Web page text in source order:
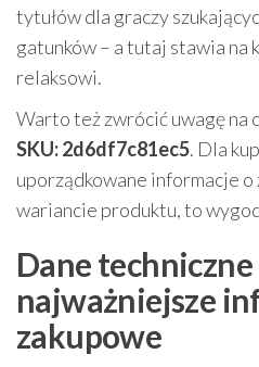
tytułów dla graczy
gatunków – a tutaj stawia na
relaksowi.
Warto też zwrócić uwagę na
SKU: 2d6df7c81ec5. Dla
uporządkowane informacje
wariancie produktu, to
Dane techniczne
najważniejsze
zakupowe